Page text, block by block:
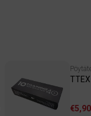
€5,90